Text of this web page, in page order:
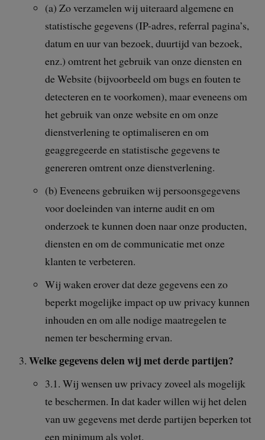
(a) Zo verzamelen wij uiteraard algemene en
statistische gegevens (IP-adres, referral pagina’s,
datum en uur van bezoek, duurtijd van bezoek,
enz.) omtrent het gebruik van onze diensten en
de Website (bijvoorbeeld om bugs en fouten te
detecteren en te voorkomen), maar eveneens om
het gebruik van onze website en om onze
dienstverlening te optimaliseren en om
geaggregeerde en statistische gegevens te
genereren omtrent onze dienstverlening.
(b) Eveneens gebruiken wij persoonsgegevens
voor doeleinden van interne audit en om
onderzoek te kunnen doen naar onze producten,
diensten en om de communicatie met onze
klanten te verbeteren.
Wij waken erover dat deze gegevens een zo
beperkt mogelijke impact op uw privacy kunnen
inhouden en om alle nodige maatregelen te
nemen ter bescherming ervan.
Welke gegevens delen wij met derde partijen?
3.1. Wij wensen uw privacy zoveel als mogelijk
te beschermen. In dat kader willen wij het delen
van uw gegevens met derde partijen beperken tot
een minimum als volgt.